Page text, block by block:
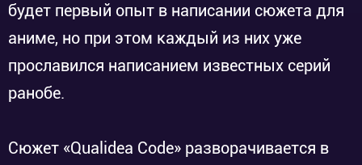
будет первый опыт в написании сюжета для
аниме, но при этом каждый из них уже
прославился написанием известных серий
ранобе.
Сюжет «Qualidea Code» разворачивается в